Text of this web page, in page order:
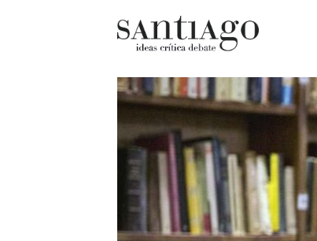
Actualidad
Archivo Cenfoto-UDP
Arquetipos de situación
Artes visuales